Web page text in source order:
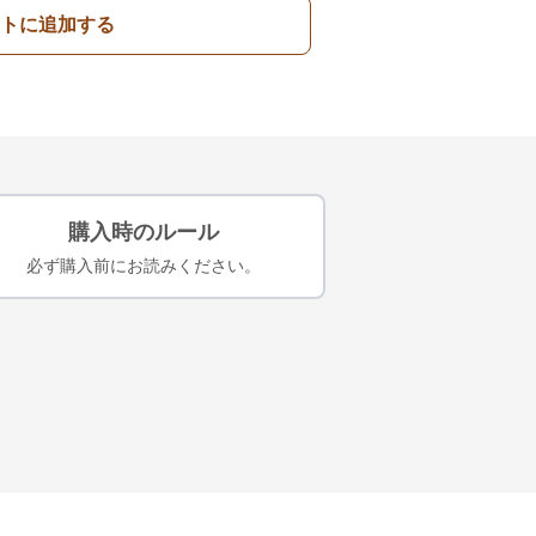
に追加する
購入時のルール
必ず購入前にお読みください。